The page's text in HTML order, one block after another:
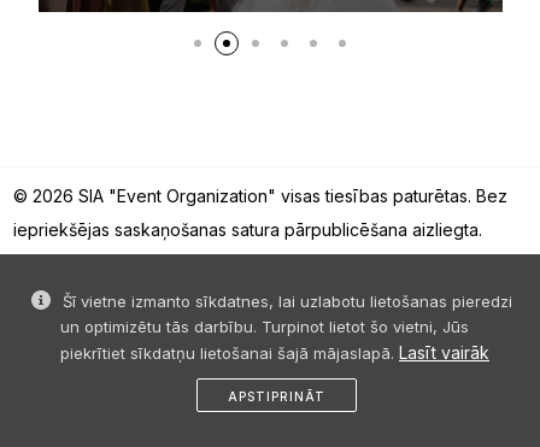
Šī vietne izmanto sīkdatnes, lai uzlabotu lietošanas pieredzi
un optimizētu tās darbību. Turpinot lietot šo vietni, Jūs
piekrītiet sīkdatņu lietošanai šajā mājaslapā. Lasīt vairāk
APSTIPRINĀT
© 2026 SIA "Event Organization" visas tiesības paturētas. Bez
iepriekšējas saskaņošanas satura pārpublicēšana aizliegta.